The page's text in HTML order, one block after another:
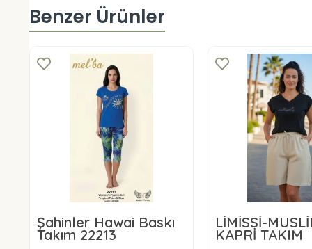
Benzer Ürünler
Şahinler Hawai Baskı
Takım 22213
LİMİSSİ-
KAPRİ TAKIM